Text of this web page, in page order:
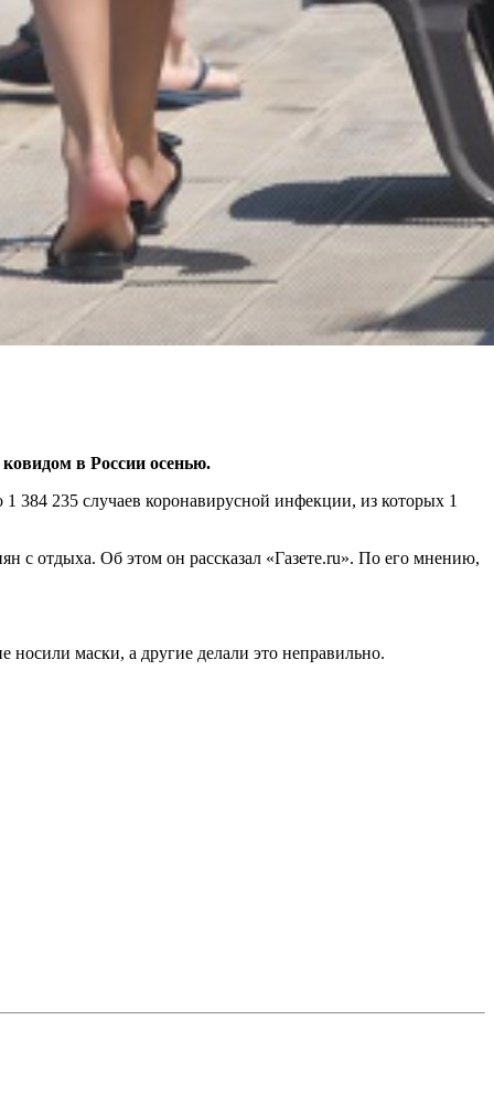
в России осенью.
384 235 случаев коронавирусной инфекции, из которых 1
с отдыха. Об этом он рассказал «Газете.ru». По его мнению,
носили маски, а другие делали это неправильно.